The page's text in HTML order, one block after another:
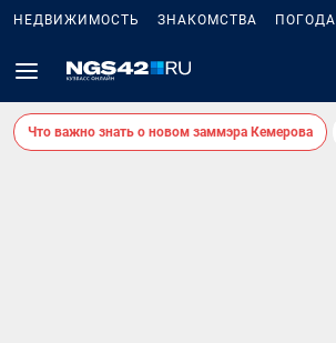
НЕДВИЖИМОСТЬ ЗНАКОМСТВА ПОГОДА
Что важно знать о новом заммэра Кемерова